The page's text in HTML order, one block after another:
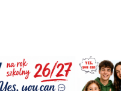
/Kultura/
na Suwałki Blues Festival